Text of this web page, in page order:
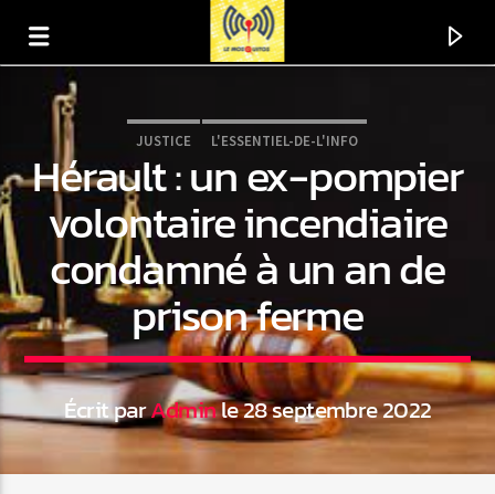
En ce moment
Titre
Artiste
JUSTICE L'ESSENTIEL-DE-L'INFO
Hérault : un ex-pompier
volontaire incendiaire
condamné à un an de
prison ferme
Écrit parAdminle 28 septembre 2022